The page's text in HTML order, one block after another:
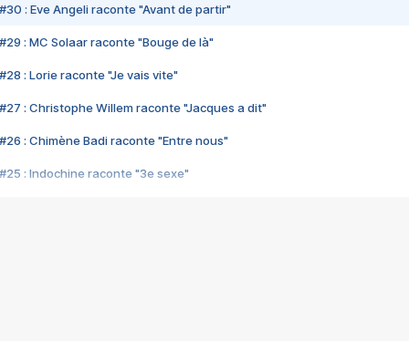
#30 : Eve Angeli raconte "Avant de partir"
#29 : MC Solaar raconte "Bouge de là"
#28 : Lorie raconte "Je vais vite"
#27 : Christophe Willem raconte "Jacques a dit"
#26 : Chimène Badi raconte "Entre nous"
#25 : Indochine raconte "3e sexe"